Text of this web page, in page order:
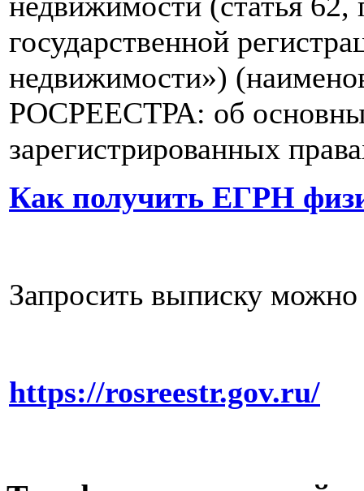
государственной
недвижимости»)
РОСРЕЕСТРА: об
зарегистрированных
Как получить ЕГРН
Запросить выписку
https://rosreestr.gov.ru/